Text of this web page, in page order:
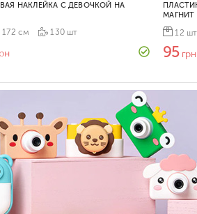
НАКЛЕЙКА С ДЕВОЧКОЙ НА
см 130 шт
МАГНИТ
12 шт
95грн